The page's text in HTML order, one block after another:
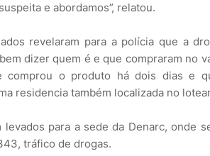
e abordamos”, relatou.
revelaram para a polícia que a
dizer quem é e que compraram no
comprou o produto há dois dias e
residencia também localizada no
levados para a sede da Denarc, onde
tráfico de drogas.